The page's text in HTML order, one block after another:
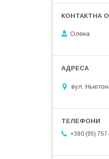
Олена
вул.
+380 (95)